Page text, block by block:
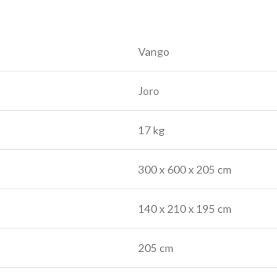
Vango
Joro
17 kg
300 x 600 x 205 cm
140 x 210 x 195 cm
205 cm